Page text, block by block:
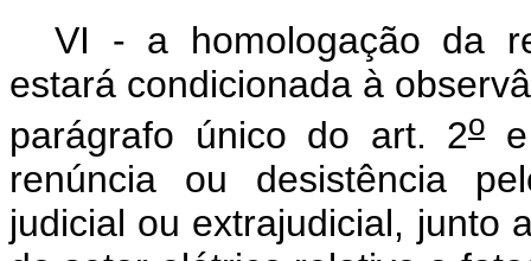
VI - a homologação da
estará condicionada à
parágrafo único do art. 2o
renúncia ou desistência
judicial ou extrajudicial, junto